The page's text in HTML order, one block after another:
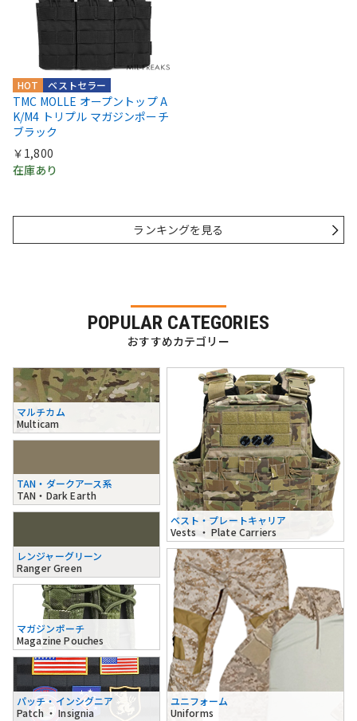
ベストセラー
HOT
TMC MOLLE オープントップ A
K/M4 トリプル マガジンポーチ
ブラック
￥1,800
在庫あり
ランキングを見る
POPULAR CATEGORIES
おすすめカテゴリー
マルチカム
Multicam
TAN・ダークアース系
TAN・Dark Earth
レンジャーグリーン
Ranger Green
ベスト・プレートキャリア
Vests ・ Plate Carriers
マガジンポーチ
Magazine Pouches
パッチ・インシグニア
Patch ・ Insignia
ユニフォーム
Uniforms